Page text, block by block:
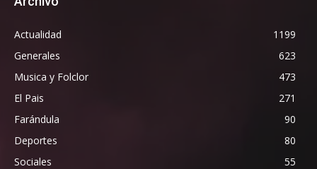
Actualidad
1199
Generales
623
Musica y Folclor
473
El Pais
271
Farándula
90
Deportes
80
Sociales
55